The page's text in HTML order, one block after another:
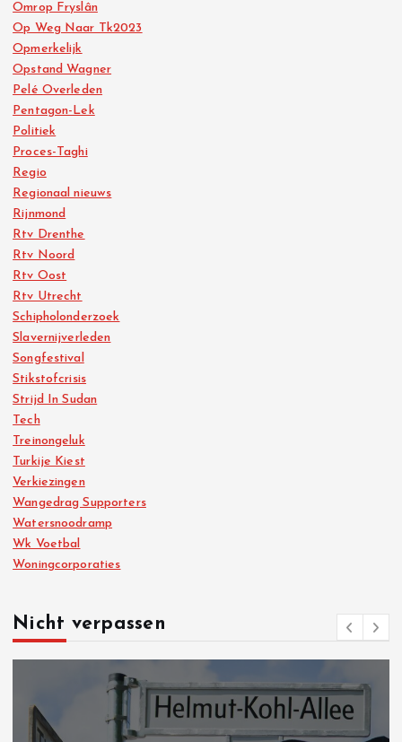
Omrop Fryslân
Op Weg Naar Tk2023
Opmerkelijk
Opstand Wagner
Pelé Overleden
Pentagon-Lek
Politiek
Proces-Taghi
Regio
Regionaal nieuws
Rijnmond
Rtv Drenthe
Rtv Noord
Rtv Oost
Rtv Utrecht
Schipholonderzoek
Slavernijverleden
Songfestival
Stikstofcrisis
Strijd In Sudan
Tech
Treinongeluk
Turkije Kiest
Verkiezingen
Wangedrag Supporters
Watersnoodramp
Wk Voetbal
Woningcorporaties
Nicht verpassen